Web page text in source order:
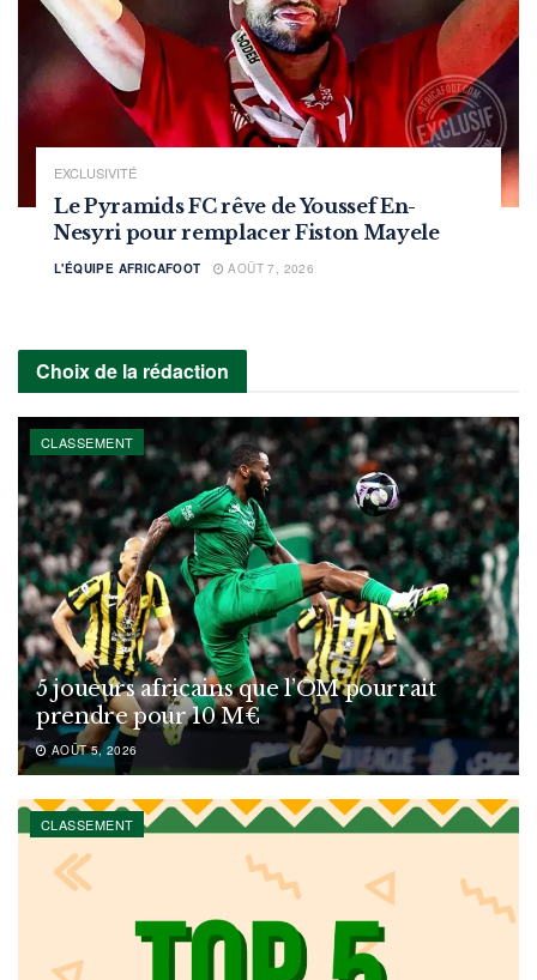
EXCLUSIVITÉ
Le Pyramids FC rêve de Youssef En-
Nesyri pour remplacer Fiston Mayele
L'ÉQUIPE AFRICAFOOT AOÛT 7, 2026
Choix de la rédaction
CLASSEMENT
5 joueurs africains que l’OM pourrait
prendre pour 10 M€
AOÛT 5, 2026
CLASSEMENT